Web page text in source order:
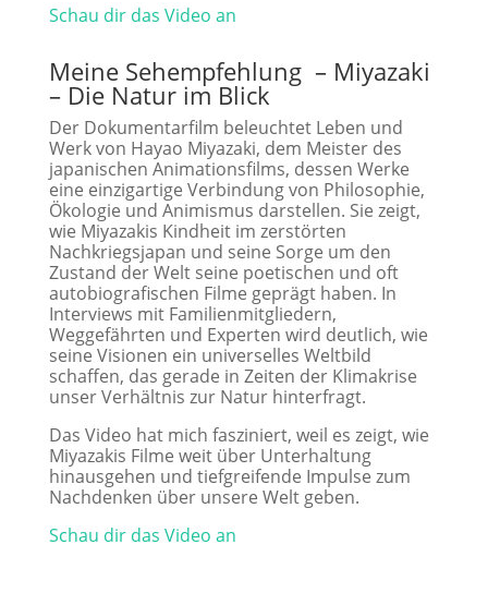
Schau dir das Video an
Meine Sehempfehlung – Miyazaki
– Die Natur im Blick
Der Dokumentarfilm beleuchtet Leben und
Werk von Hayao Miyazaki, dem Meister des
japanischen Animationsfilms, dessen Werke
eine einzigartige Verbindung von Philosophie,
Ökologie und Animismus darstellen. Sie zeigt,
wie Miyazakis Kindheit im zerstörten
Nachkriegsjapan und seine Sorge um den
Zustand der Welt seine poetischen und oft
autobiografischen Filme geprägt haben. In
Interviews mit Familienmitgliedern,
Weggefährten und Experten wird deutlich, wie
seine Visionen ein universelles Weltbild
schaffen, das gerade in Zeiten der Klimakrise
unser Verhältnis zur Natur hinterfragt.
Das Video hat mich fasziniert, weil es zeigt, wie
Miyazakis Filme weit über Unterhaltung
hinausgehen und tiefgreifende Impulse zum
Nachdenken über unsere Welt geben.
Schau dir das Video an